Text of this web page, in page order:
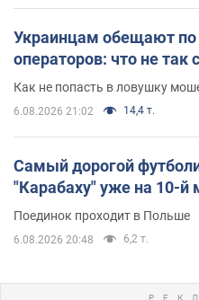
Украинцам обещают по
операторов: что не
Как не попасть в ловушку
6.08.2026 21:02 14,4 т.
Самый дорогой
"Карабаху" уже на 10-й
Поединок проходит в Польше
6.08.2026 20:48 6,2 т.